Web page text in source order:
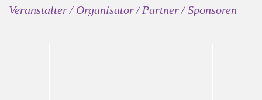
Veranstalter / Organisator / Partner / Sponsoren